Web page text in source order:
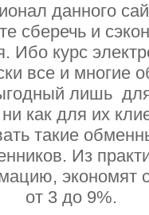
данного
сберечь и
Ибо курс
все и многие
лишь
как для их
такие
Из
экономят
от 3 до 9%.